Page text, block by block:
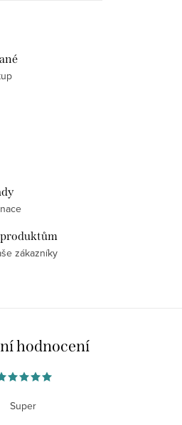
zákazníky
hodnocení
Super